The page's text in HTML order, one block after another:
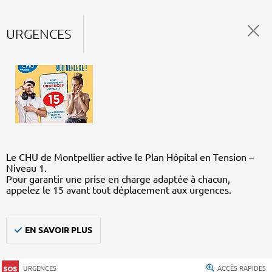
URGENCES
Le CHU de Montpellier active le Plan Hôpital en Tension –
Niveau 1.
Pour garantir une prise en charge adaptée à chacun,
appelez le 15 avant tout déplacement aux urgences.
EN SAVOIR PLUS
URGENCES ACCÈS RAPIDES